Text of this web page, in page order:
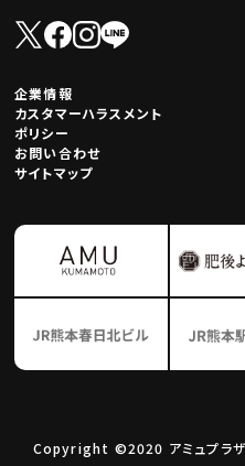
企業情報
カスタマーハラスメント
ポリシー
お問い合わせ
サイトマップ
Copyright ©2020 アミュプラ